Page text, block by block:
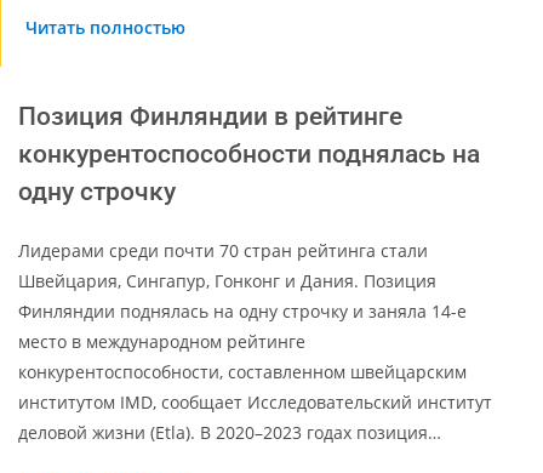
Читать полностью
Позиция Финляндии в рейтинге
конкурентоспособности поднялась на
одну строчку
Лидерами среди почти 70 стран рейтинга стали
Швейцария, Сингапур, Гонконг и Дания. Позиция
Финляндии поднялась на одну строчку и заняла 14-е
место в международном рейтинге
конкурентоспособности, составленном швейцарским
институтом IMD, сообщает Исследовательский институт
деловой жизни (Etla). В 2020–2023 годах позиция…